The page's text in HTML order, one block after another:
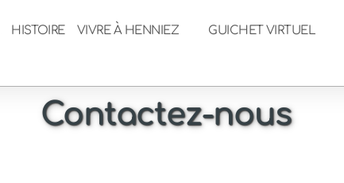
HISTOIRE VIVRE À HENNIEZ GUICHET VIRTUEL
Contactez-nous